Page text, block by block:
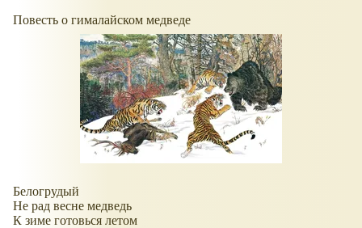
Повесть о гималайском медведе
Белогрудый
Не рад весне медведь
К зиме готовься летом